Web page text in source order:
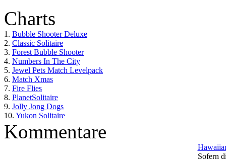
Charts
1. Bubble Shooter Deluxe
2. Classic Solitaire
3. Forest Bubble Shooter
4. Numbers In The City
5. Jewel Pets Match Levelpack
6. Match Xmas
7. Fire Flies
8. PlanetSolitaire
9. Jolly Jong Dogs
10. Yukon Solitaire
Kommentare
Sofern